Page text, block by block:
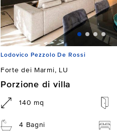
Lodovico Pezzolo De Rossi
Forte dei Marmi, LU
Porzione di villa
140 mq
4 Bagni